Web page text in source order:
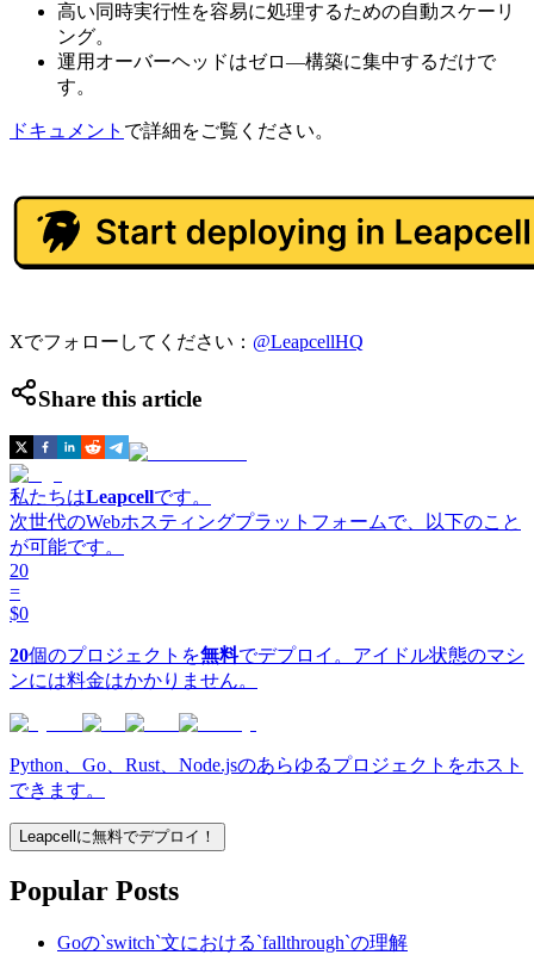
高い同時実行性を容易に処理するための自動スケーリ
ング。
運用オーバーヘッドはゼロ—構築に集中するだけで
す。
ドキュメント で詳細をご覧ください。
Xでフォローしてください： @LeapcellHQ
Share this article
私たちはLeapcellです。
次世代のWebホスティングプラットフォームで、以下のこと
が可能です。
20
=
$0
20個のプロジェクトを無料でデプロイ。アイドル状態のマシ
ンには料金はかかりません。
Python、Go、Rust、Node.jsのあらゆるプロジェクトをホスト
できます。
Leapcellに無料でデプロイ！
Popular Posts
Goの`switch`文における`fallthrough`の理解